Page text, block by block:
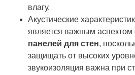
влагу.
Акустические
является важным аспектом
панелей для стен,
защищать от высоких
звукоизоляция важна при